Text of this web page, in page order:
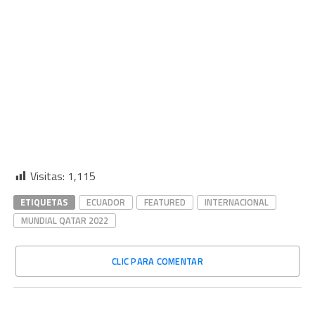
Visitas: 1,115
ETIQUETAS ECUADOR FEATURED
INTERNACIONAL
MUNDIAL QATAR 2022
CLIC PARA COMENTAR